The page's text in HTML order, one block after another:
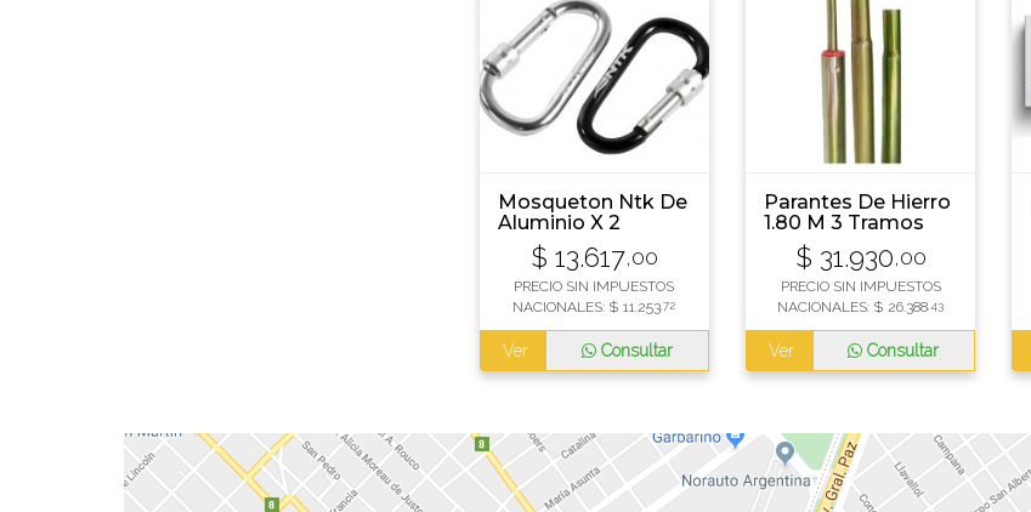
Mosqueton Ntk De
Aluminio X 2
Unidades
$ 13.617,00
PRECIO SIN IMPUESTOS
NACIONALES: $ 11.253,72
Ver Consultar
Parantes De Hierro
1.80 M 3 Tramos
$ 31.930,00
PRECIO SIN IMPUESTOS
NACIONALES: $ 26.388 ,43
Ver Consultar